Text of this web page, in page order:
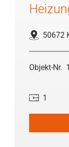
50672
1